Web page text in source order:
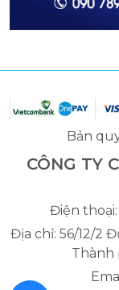
Bản
CÔNG TY
Điện thoại:
Địa chỉ: 56/12/2
Thành